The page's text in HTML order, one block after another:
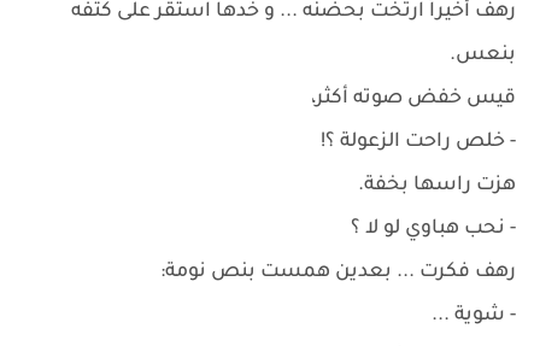
رهف أخيراً ارتخت بحضنه ... و خدها استقر على كتفه
بنعس.
قيس خفض صوته أكثر،
- خلص راحت الزعولة ؟!
هزت راسها بخفة.
- نحب هباوي لو لا ؟
رهف فكرت ... بعدين همست بنص نومة:
- شوية ...